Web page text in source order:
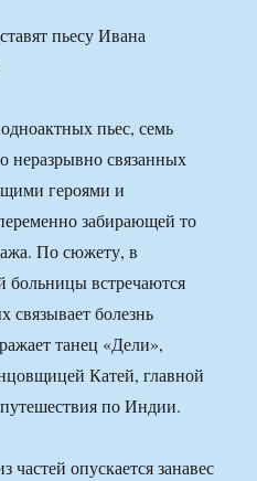
пьес, семь
неразрывно связанных
героями и
забирающей то
По сюжету, в
больницы встречаются
связывает болезнь
танец «Дели»,
Катей, главной
по Индии.
опускается занавес